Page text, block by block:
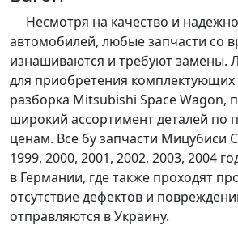
Несмотря на качество и
автомобилей, любые запчасти со
изнашиваются и требуют замены.
для приобретения комплектующих
разборка Mitsubishi Space Wagon,
широкий ассортимент деталей по
ценам. Все бу запчасти Мицубиси
1999, 2000, 2001, 2002, 2003, 2004
в Германии, где также проходят
отсутствие дефектов и
отправляются в Украину.